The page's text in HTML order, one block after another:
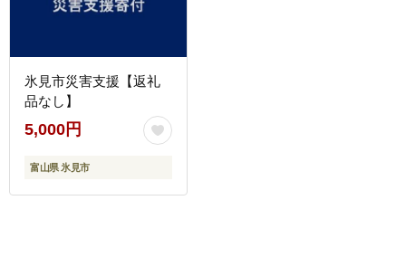
氷見市災害支援【返礼
品なし】
5,000円
富山県 氷見市